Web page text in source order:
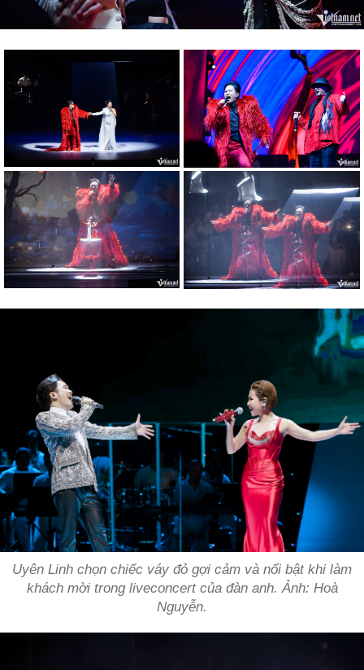
Uyên Linh chọn chiếc váy đỏ gợi cảm và nổi bật khi làm
khách mời trong liveconcert của đàn anh. Ảnh: Hoà
Nguyễn.